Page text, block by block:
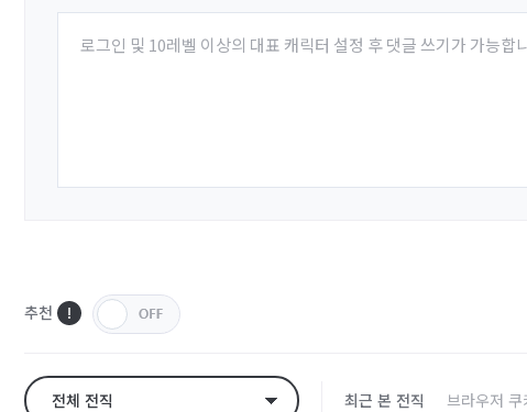
로그인 및 10레벨 이상의 대표 캐릭터 설정 후 댓글 쓰기가 가능합
추천
전체 전직 최근 본 전직 브라우저